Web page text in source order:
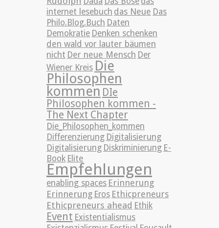
internet lesebuch das Neue Das
Philo.Blog.Buch Daten
Demokratie Denken schenken
den wald vor lauter bäumen
nicht Der neue Mensch Der
Wiener Kreis Die
Philosophen
kommen DIe
Philosophen kommen -
The Next Chapter
Die_Philosophen_kommen
Differenzierung Digitalisierung
Digitalisierung Diskriminierung E-
Book Elite
Empfehlungen
enabling spaces Erinnerung
Erinnerung Eros Ethicpreneurs
Ethicpreneurs ahead Ethik
Event Existentialismus